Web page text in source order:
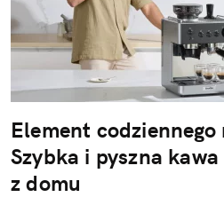
Element
Szybka i pyszna
z domu